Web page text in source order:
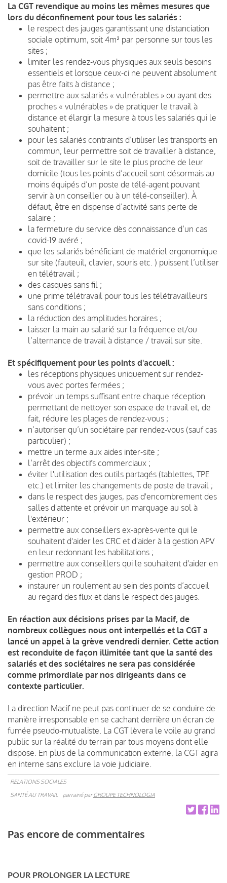
La CGT revendique au moins les mêmes mesures que
lors du déconfinement pour tous les salariés :
le respect des jauges garantissant une distanciation
sociale optimum, soit 4m² par personne sur tous les
sites ;
limiter les rendez-vous physiques aux seuls besoins
essentiels et lorsque ceux-ci ne peuvent absolument
pas être faits à distance ;
permettre aux salariés « vulnérables » ou ayant des
proches « vulnérables » de pratiquer le travail à
distance et élargir la mesure à tous les salariés qui le
souhaitent ;
pour les salariés contraints d’utiliser les transports en
commun, leur permettre soit de travailler à distance,
soit de travailler sur le site le plus proche de leur
domicile (tous les points d’accueil sont désormais au
moins équipés d’un poste de télé-agent pouvant
servir à un conseiller ou à un télé-conseiller). À
défaut, être en dispense d’activité sans perte de
salaire ;
la fermeture du service dès connaissance d’un cas
covid-19 avéré ;
que les salariés bénéficiant de matériel ergonomique
sur site (fauteuil, clavier, souris etc. ) puissent l’utiliser
en télétravail ;
des casques sans fil ;
une prime télétravail pour tous les télétravailleurs
sans conditions ;
la réduction des amplitudes horaires ;
laisser la main au salarié sur la fréquence et/ou
l’alternance de travail à distance / travail sur site.
Et spécifiquement pour les points d'accueil :
les réceptions physiques uniquement sur rendez-
vous avec portes fermées ;
prévoir un temps suffisant entre chaque réception
permettant de nettoyer son espace de travail et, de
fait, réduire les plages de rendez-vous ;
n’autoriser qu’un sociétaire par rendez-vous (sauf cas
particulier) ;
mettre un terme aux aides inter-site ;
l’arrêt des objectifs commerciaux ;
éviter l'utilisation des outils partagés (tablettes, TPE
etc.) et limiter les changements de poste de travail ;
dans le respect des jauges, pas d'encombrement des
salles d'attente et prévoir un marquage au sol à
l'extérieur ;
permettre aux conseillers ex-après-vente qui le
souhaitent d'aider les CRC et d'aider à la gestion APV
en leur redonnant les habilitations ;
permettre aux conseillers qui le souhaitent d'aider en
gestion PROD ;
instaurer un roulement au sein des points d’accueil
au regard des flux et dans le respect des jauges.
En réaction aux décisions prises par la Macif, de
nombreux collègues nous ont interpellés et la CGT a
lancé un appel à la grève vendredi dernier. Cette action
est reconduite de façon illimitée tant que la santé des
salariés et des sociétaires ne sera pas considérée
comme primordiale par nos dirigeants dans ce
contexte particulier.
La direction Macif ne peut pas continuer de se conduire de
manière irresponsable en se cachant derrière un écran de
fumée pseudo-mutualiste. La CGT lèvera le voile au grand
public sur la réalité du terrain par tous moyens dont elle
dispose. En plus de la communication externe, la CGT agira
en interne sans exclure la voie judiciaire.
RELATIONS SOCIALES
SANTÉ AU TRAVAIL
parrainé parGROUPE TECHNOLOGIA
Pas encore de commentaires
POUR PROLONGER LA LECTURE